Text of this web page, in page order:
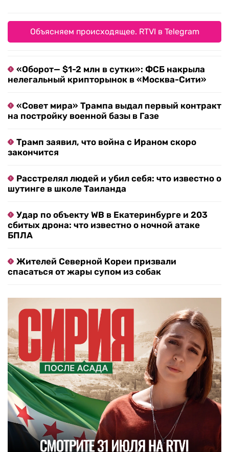
Объясняем происходящее. RTVI в Telegram
«Оборот— $1-2 млн в сутки»: ФСБ накрыла
нелегальный крипторынок в «Москва-Сити»
«Совет мира» Трампа выдал первый контракт
на постройку военной базы в Газе
Трамп заявил, что война с Ираном скоро
закончится
Расстрелял людей и убил себя: что известно о
шутинге в школе Таиланда
Удар по объекту WB в Екатеринбурге и 203
сбитых дрона: что известно о ночной атаке
БПЛА
Жителей Северной Кореи призвали
спасаться от жары супом из собак